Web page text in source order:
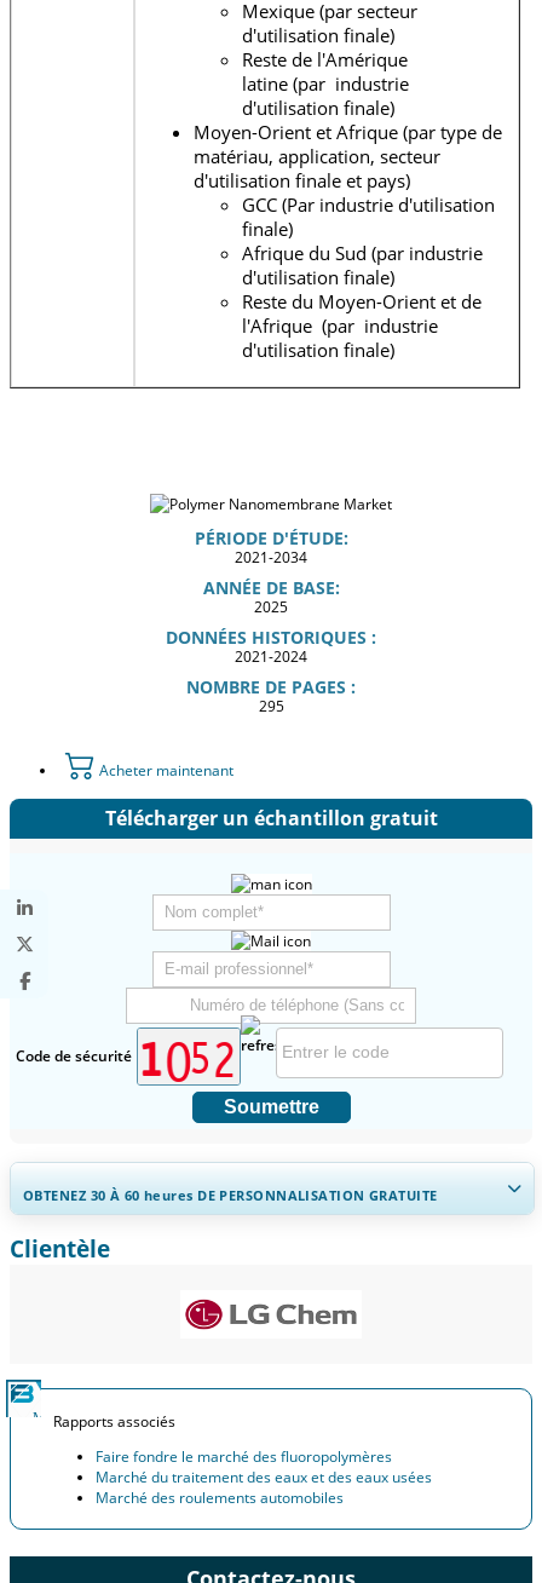
Mexique (par secteur
d'utilisation finale)
Reste de l'Amérique
latine (par industrie
d'utilisation finale)
Moyen-Orient et Afrique (par type de
matériau, application, secteur
d'utilisation finale et pays)
GCC (Par industrie d'utilisation
finale)
Afrique du Sud (par industrie
d'utilisation finale)
Reste du Moyen-Orient et de
l'Afrique (par industrie
d'utilisation finale)
PÉRIODE D'ÉTUDE:
2021-2034
ANNÉE DE BASE:
2025
DONNÉES HISTORIQUES :
2021-2024
NOMBRE DE PAGES :
295
Acheter maintenant
Télécharger un échantillon gratuit
Code de sécurité
Soumettre
OBTENEZ 30 À 60heures DE PERSONNALISATION GRATUITE
Ampliar a cobertura regional e por país, Análise de segmentos,
Clientèle
Rapports associés
Faire fondre le marché des fluoropolymères
Marché du traitement des eaux et des eaux usées
Marché des roulements automobiles